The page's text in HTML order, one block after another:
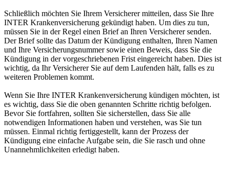
Schließlich möchten Sie Ihrem Versicherer mitteilen, dass Sie Ihre
INTER Krankenversicherung gekündigt haben. Um dies zu tun,
müssen Sie in der Regel einen Brief an Ihren Versicherer senden.
Der Brief sollte das Datum der Kündigung enthalten, Ihren Namen
und Ihre Versicherungsnummer sowie einen Beweis, dass Sie die
Kündigung in der vorgeschriebenen Frist eingereicht haben. Dies ist
wichtig, da Ihr Versicherer Sie auf dem Laufenden hält, falls es zu
weiteren Problemen kommt.
Wenn Sie Ihre INTER Krankenversicherung kündigen möchten, ist
es wichtig, dass Sie die oben genannten Schritte richtig befolgen.
Bevor Sie fortfahren, sollten Sie sicherstellen, dass Sie alle
notwendigen Informationen haben und verstehen, was Sie tun
müssen. Einmal richtig fertiggestellt, kann der Prozess der
Kündigung eine einfache Aufgabe sein, die Sie rasch und ohne
Unannehmlichkeiten erledigt haben.